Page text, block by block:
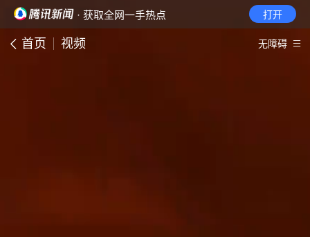
· 获取全网一手热点 打开
首页 视频 无障碍